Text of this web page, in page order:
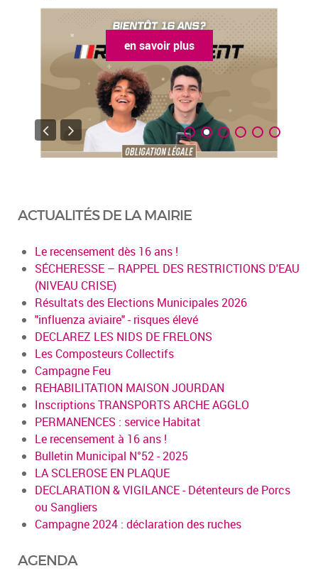
en savoir plus
ACTUALITÉS DE LA MAIRIE
Le recensement dès 16 ans !
SÉCHERESSE – RAPPEL DES RESTRICTIONS D'EAU
(NIVEAU CRISE)
Résultats des Elections Municipales 2026
"influenza aviaire" - risques élevé
DECLAREZ LES NIDS DE FRELONS
Les Composteurs Collectifs
Campagne Feu
REHABILITATION MAISON JOURDAN
Inscriptions TRANSPORTS ARCHE AGGLO
PERMANENCES : service Habitat
Le recensement à 16 ans !
Bulletin Municipal N°52 - 2025
LA SCLEROSE EN PLAQUE
DECLARATION & VIGILANCE - Détenteurs de Porcs
ou Sangliers
Campagne 2024 : déclaration des ruches
AGENDA